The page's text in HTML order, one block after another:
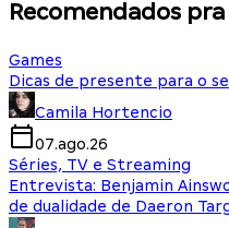
Recomendados pra
Games
Dicas de presente para o
Camila Hortencio
07.ago.26
Séries, TV e Streaming
Entrevista: Benjamin
de dualidade de Daeron